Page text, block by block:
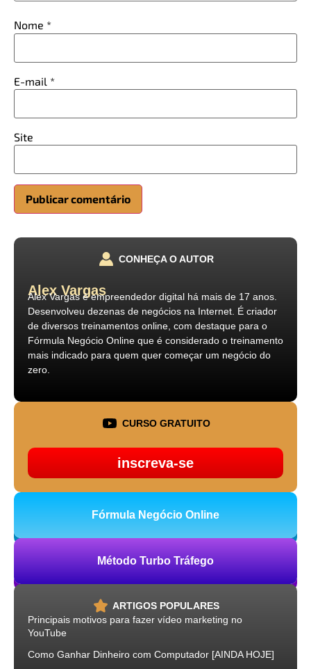
CONHEÇA O AUTOR
Alex Vargas
Alex Vargas é empreendedor digital há mais de 17 anos.
Desenvolveu dezenas de negócios na Internet. É criador
de diversos treinamentos online, com destaque para o
Fórmula Negócio Online que é considerado o treinamento
mais indicado para quem quer começar um negócio do
zero.
CURSO GRATUITO
inscreva-se
Fórmula Negócio Online
Método Turbo Tráfego
ARTIGOS POPULARES
Principais motivos para fazer vídeo marketing no
YouTube
Como Ganhar Dinheiro com Computador [AINDA HOJE]
Nome *
E-mail *
Site